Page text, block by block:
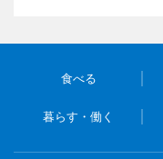
食べる
暮らす・働く